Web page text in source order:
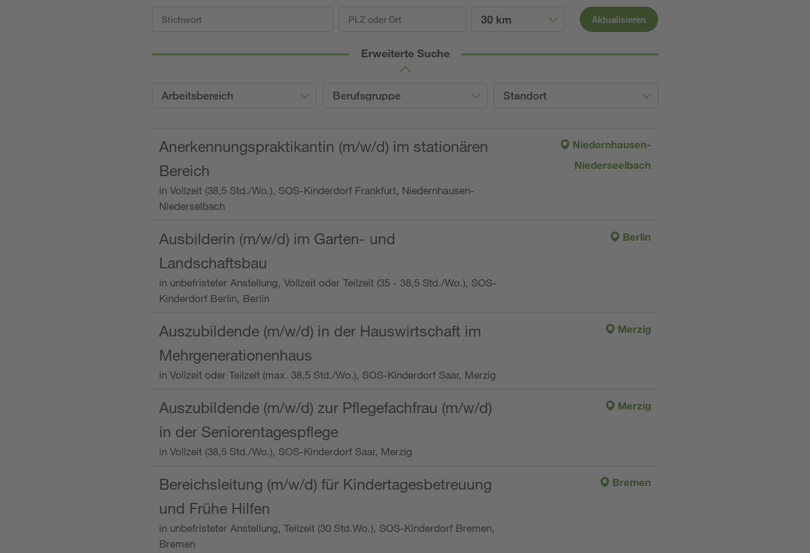
30 km Aktualisieren
Erweiterte Suche
Arbeitsbereich Berufsgruppe Standort
Anerkennungspraktikantin (m/w/d) im stationären
Bereich
in Vollzeit (38,5 Std./Wo.), SOS-Kinderdorf Frankfurt, Niedernhausen-
Niederselbach
Niedernhausen-
Niederseelbach
Ausbilderin (m/w/d) im Garten- und
Landschaftsbau
in unbefristeter Anstellung, Vollzeit oder Teilzeit (35 - 38,5 Std./Wo.), SOS-
Kinderdorf Berlin, Berlin
Berlin
Auszubildende (m/w/d) in der Hauswirtschaft im
Mehrgenerationenhaus
in Vollzeit oder Teilzeit (max. 38,5 Std./Wo.), SOS-Kinderdorf Saar, Merzig
Merzig
Auszubildende (m/w/d) zur Pflegefachfrau (m/w/d)
in der Seniorentagespflege
in Vollzeit (38,5 Std./Wo.), SOS-Kinderdorf Saar, Merzig
Merzig
Bereichsleitung (m/w/d) für Kindertagesbetreuung
und Frühe Hilfen
in unbefristeter Anstellung, Teilzeit (30 Std.Wo.), SOS-Kinderdorf Bremen,
Bremen
Bremen